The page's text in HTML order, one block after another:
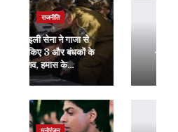
व्यापार
भारतीय अर्थव्यवस्था के
4,000 अरब डॉलर का
आंकड़ा पार, सोशल…
राजनीति